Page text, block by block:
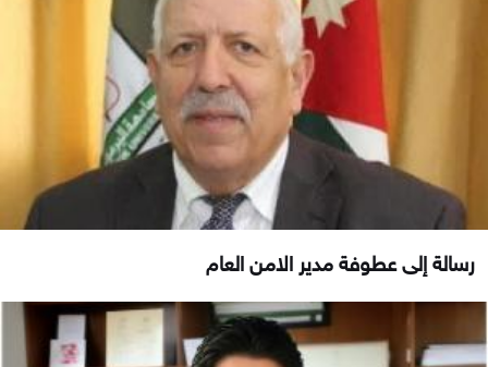
رسالة إلى عطوفة مدير الامن العام